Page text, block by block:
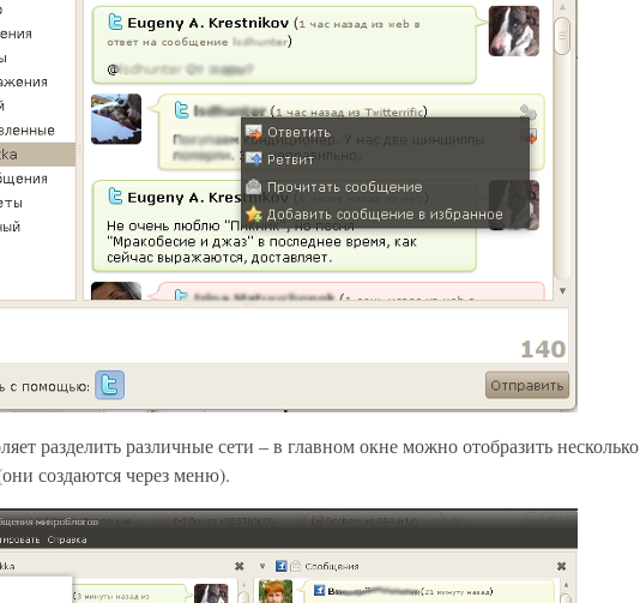
разделить различные сети – в главном окне можно отобразить несколько
создаются через меню).